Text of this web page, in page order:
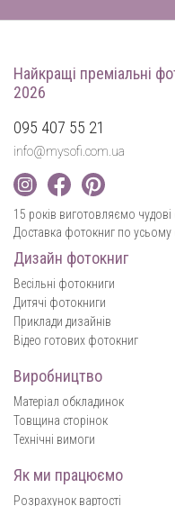
Найкращі преміальні
2026
095 407 55 21
info@mysofi.com.ua
15 років виготовляємо
Доставка фотокниг по усьому
Дизайн фотокниг
Весільні фотокниги
Дитячі фотокниги
Приклади дизайнів
Відео готових фотокниг
Виробництво
Матеріал обкладинок
Товщина сторінок
Технічні вимоги
Як ми працюємо
Розрахунок вартості